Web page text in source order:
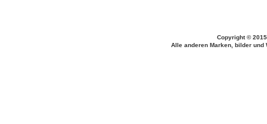
Copyright ©
Alle anderen Marken, bilder und